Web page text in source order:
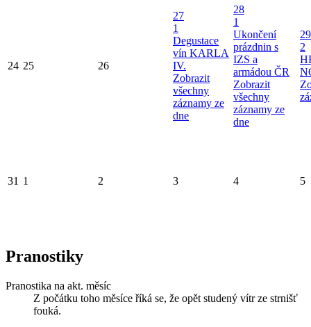
24 25 26
27
1
Degustace
vín KARLA
IV.
Zobrazit
všechny
záznamy ze
dne
28
1
Ukončení
prázdnin s
IZS a
armádou ČR
Zobrazit
všechny
záznamy ze
dne
29
2
31 1 2 3 4 5
Pranostiky
Pranostika na akt. měsíc
Z počátku toho měsíce říká se, že opět studený vítr ze strnišť
fouká.